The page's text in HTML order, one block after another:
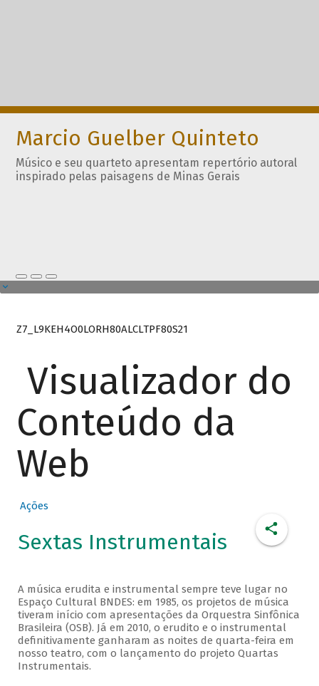
Marcio Guelber Quinteto
Músico e seu quarteto apresentam repertório autoral
inspirado pelas paisagens de Minas Gerais
Z7_L9KEH4O0LORH80ALCLTPF80S21
Visualizador do
Conteúdo da
Web
Ações
Sextas Instrumentais
A música erudita e instrumental sempre teve lugar no
Espaço Cultural BNDES: em 1985, os projetos de música
tiveram início com apresentações da Orquestra Sinfônica
Brasileira (OSB). Já em 2010, o erudito e o instrumental
definitivamente ganharam as noites de quarta-feira em
nosso teatro, com o lançamento do projeto Quartas
Instrumentais.